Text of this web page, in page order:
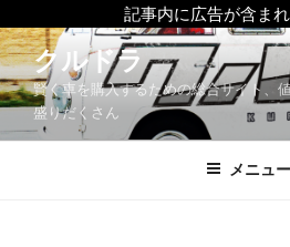
記事内に広告が含まれ
コ
ン
テ
ツ
クルドラ
賢く車を購入するための総合サイト、
盛りだくさん
メニュー